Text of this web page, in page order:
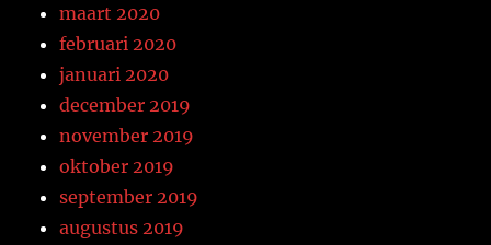
maart 2020
februari 2020
januari 2020
december 2019
november 2019
oktober 2019
september 2019
augustus 2019